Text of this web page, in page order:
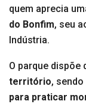
quem aprecia
do Bonfim, seu
Indústria.
O parque dispõe
território,
para praticar